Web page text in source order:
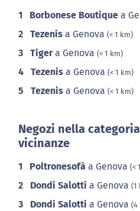
1 Borbonese Boutique a
2 Tezenis a Genova (< 1 km)
3 Tigera Genova (< 1 km)
4 Tezenis a Genova (< 1 km)
5 Tezenis a Genova (< 1 km)
Negozi nella
vicinanze
1 Poltronesofà a Genova (<
2 Dondi Salotti a Genova (1
3 Dondi Salotti a Genova (4